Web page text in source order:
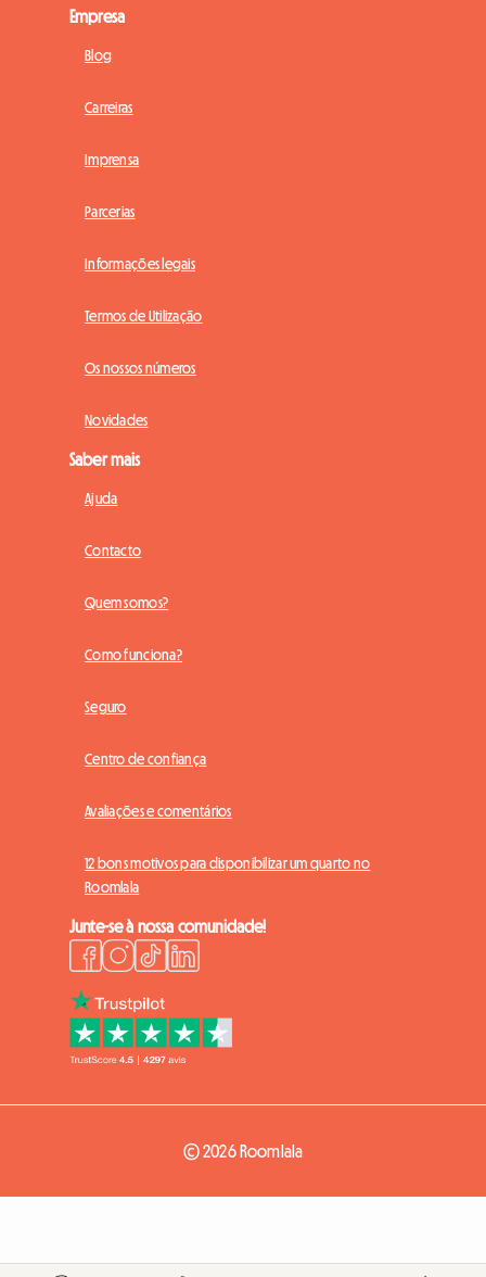
Empresa
Blog
Carreiras
Imprensa
Parcerias
Informações legais
Termos de Utilização
Os nossos números
Novidades
Saber mais
Ajuda
Contacto
Quem somos?
Como funciona?
Seguro
Centro de confiança
Avaliações e comentários
12 bons motivos para disponibilizar um quarto no
Roomlala
Junte-se à nossa comunidade!
© 2026 Roomlala